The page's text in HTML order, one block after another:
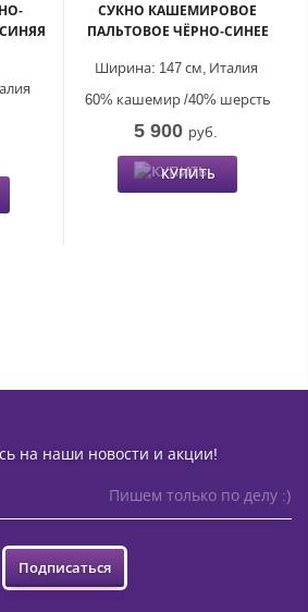
СУКНО КАШЕМИРОВОЕ
ПАЛЬТОВОЕ ЧЁРНО-СИНЕЕ
Италия
Ширина: 147 см,
60% кашемир /40% шерсть
5 900 руб.
КУПИТЬ
на наши новости и акции!
Пишем только по делу :)
Подписаться